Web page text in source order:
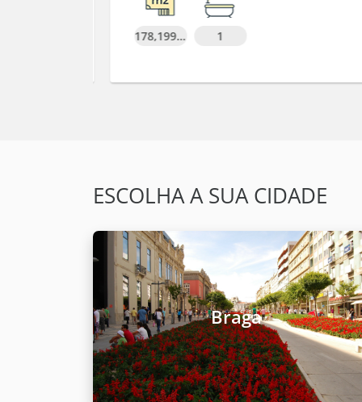
178,199996948242
ESCOLHA A SUA CIDADE
Braga